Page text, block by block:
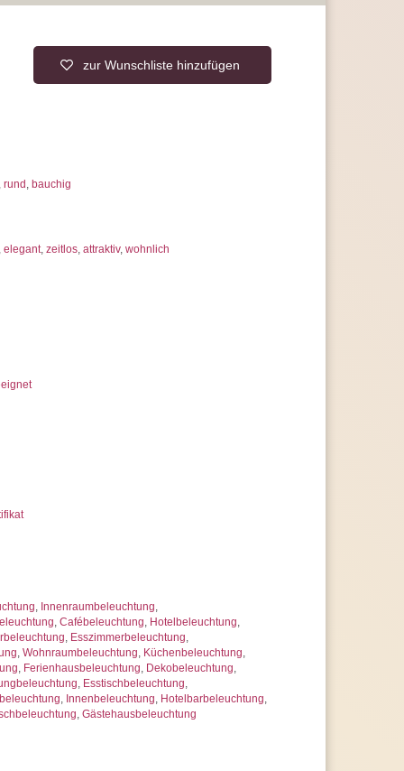
zur Wunschliste hinzufügen
rund , bauchig
elegant, zeitlos, attraktiv, wohnlich
, Innenraumbeleuchtung,
, Cafébeleuchtung, Hotelbeleuchtung,
, Esszimmerbeleuchtung,
, Wohnraumbeleuchtung, Küchenbeleuchtung,
, Ferienhausbeleuchtung, Dekobeleuchtung,
, Esstischbeleuchtung,
, Innenbeleuchtung, Hotelbarbeleuchtung,
, Gästehausbeleuchtung